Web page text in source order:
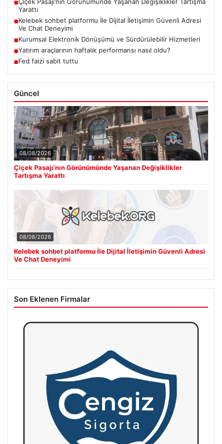
■
Yarattı
■Kelebek sohbet platformu İle Dijital İletişimin Güvenli Adresi
Ve Chat Deneyimi
■Kurumsal Elektronik Dönüşümü ve Sürdürülebilir Hizmetleri
■Yatırım araçlarının haftalık performansı nasıl oldu?
■Fed faizi sabit tuttu
Güncel
08/08/2026
Çiçek Pasajı’nın Görünümünde Yaşanan Değişiklikler
Tartışma Yarattı
08/08/2026
Kelebek sohbet platformu İle Dijital İletişimin Güvenli Adresi
Ve Chat Deneyimi
Son Eklenen Firmalar